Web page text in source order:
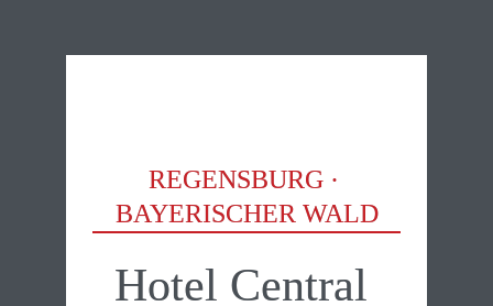
REGENSBURG ·
BAYERISCHER WALD
Hotel Central